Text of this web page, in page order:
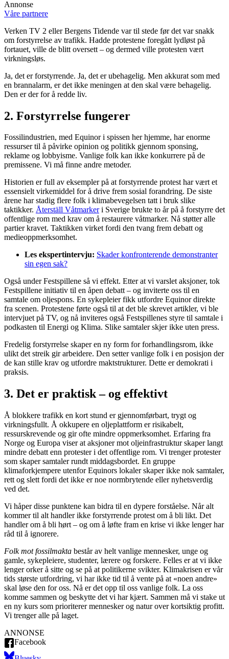
Annonse
Våre partnere
Verken TV 2 eller Bergens Tidende var til stede før det var snakk
om forstyrrelse av trafikk. Hadde protestene foregått lydløst på
fortauet, ville de blitt oversett – og dermed ville protesten vært
virkningsløs.
Ja, det er forstyrrende. Ja, det er ubehagelig. Men akkurat som med
en brannalarm, er det ikke meningen at den skal være behagelig.
Den er der for å redde liv.
2. Forstyrrelse fungerer
Fossilindustrien, med Equinor i spissen her hjemme, har enorme
ressurser til å påvirke opinion og politikk gjennom sponsing,
reklame og lobbyisme. Vanlige folk kan ikke konkurrere på de
premissene. Vi må finne andre metoder.
Historien er full av eksempler på at forstyrrende protest har vært et
essensielt virkemiddel for å drive frem sosial forandring. De siste
årene har stadig flere folk i klimabevegelsen tatt i bruk slike
taktikker. Återställ Våtmarkeri Sverige brukte to år på å forstyrre det
offentlige rom med krav om å restaurere våtmarker. Nå støtter alle
partier kravet. Taktikken virket fordi den tvang frem debatt og
medieoppmerksomhet.
Les ekspertintervju: Skader konfronterende demonstranter
sin egen sak?
Også under Festspillene så vi effekt. Etter at vi varslet aksjoner, tok
Festspillene initiativ til en åpen debatt – og inviterte oss til en
samtale om oljespons. En sykepleier fikk utfordre Equinor direkte
fra scenen. Protestene førte også til at det ble skrevet artikler, vi ble
intervjuet på TV, og nå inviteres også Festspillenes styre til samtale i
podkasten til Energi og Klima. Slike samtaler skjer ikke uten press.
Fredelig forstyrrelse skaper en ny form for forhandlingsrom, ikke
ulikt det streik gir arbeidere. Den setter vanlige folk i en posisjon der
de kan stille krav og utfordre maktstrukturer. Dette er demokrati i
praksis.
3. Det er praktisk – og effektivt
Å blokkere trafikk en kort stund er gjennomførbart, trygt og
virkningsfullt. Å okkupere en oljeplattform er risikabelt,
ressurskrevende og gir ofte mindre oppmerksomhet. Erfaring fra
Norge og Europa viser at aksjoner mot oljeinfrastruktur skaper langt
mindre debatt enn protester i det offentlige rom. Vi trenger protester
som skaper samtaler rundt middagsbordet. En gruppe
klimaforkjempere utenfor Equinors lokaler skaper ikke nok samtaler,
rett og slett fordi det ikke er noe normbrytende eller nyhetsverdig
ved det.
Vi håper disse punktene kan bidra til en dypere forståelse. Når alt
kommer til alt handler ikke forstyrrende protest om å bli likt. Det
handler om å bli hørt – og om å løfte fram en krise vi ikke lenger har
råd til å ignorere.
Folk mot fossilmakta består av helt vanlige mennesker, unge og
gamle, sykepleiere, studenter, lærere og forskere. Felles er at vi ikke
lenger orker å sitte og se på at politikerne svikter. Klimakrisen er vår
tids største utfordring, vi har ikke tid til å vente på at «noen andre»
skal løse den for oss. Nå er det opp til oss vanlige folk. La oss
komme sammen og beskytte det vi har kjært. Sammen må vi stake ut
en ny kurs som prioriterer mennesker og natur over kortsiktig profitt.
Vi trenger alle på laget.
ANNONSE
Facebook